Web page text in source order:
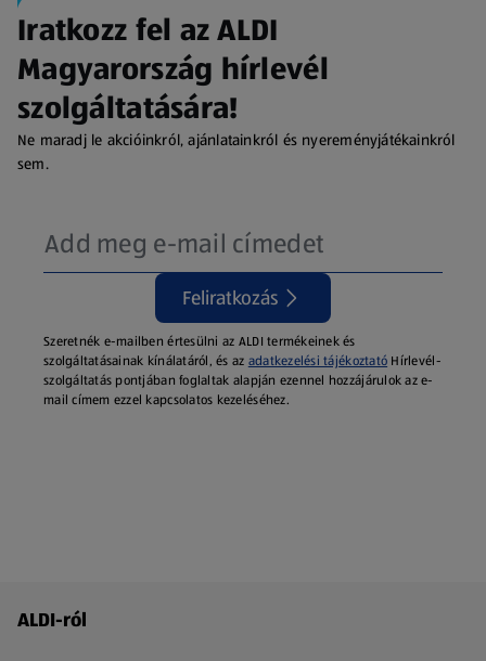
Iratkozz fel az ALDI
Magyarország hírlevél
szolgáltatására!
Ne maradj le akcióinkról, ajánlatainkról és nyereményjátékainkról
sem.
Feliratkozás
Szeretnék e-mailben értesülni az ALDI termékeinek és
szolgáltatásainak kínálatáról, és az adatkezelési tájékoztató Hírlevél-
szolgáltatás pontjában foglaltak alapján ezennel hozzájárulok az e-
mail címem ezzel kapcsolatos kezeléséhez.
Láblécmenü - további linkek
ALDI-ról